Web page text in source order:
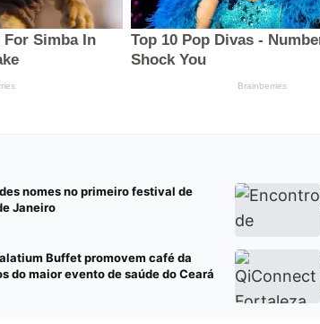
nomes no primeiro festival de
Janeiro
Buffet promovem café da
do maior evento de saúde do Ceará